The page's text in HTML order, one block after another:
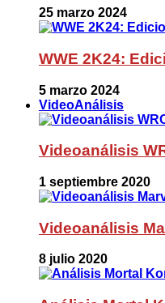
25 marzo 2024
WWE 2K24:
5 marzo 2024
VideoAnálisis
Videoanálisis
1 septiembre 2020
Videoanálisis
8 julio 2020